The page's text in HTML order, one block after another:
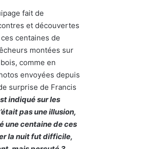
fait de
et découvertes
centaines de
montées sur
comme en
envoyées depuis
surprise de Francis
indiqué sur les
pas une illusion,
une centaine de ces
la nuit fut difficile,
CIC : un record du
une aventure
IDEC SPORT
CIC – Et si on
de cette